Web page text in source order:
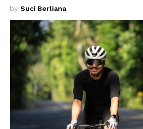
by Suci Berliana